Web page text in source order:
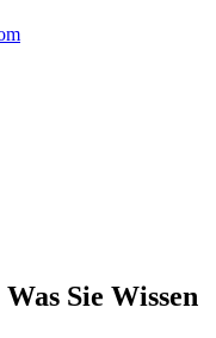
Sie Wissen